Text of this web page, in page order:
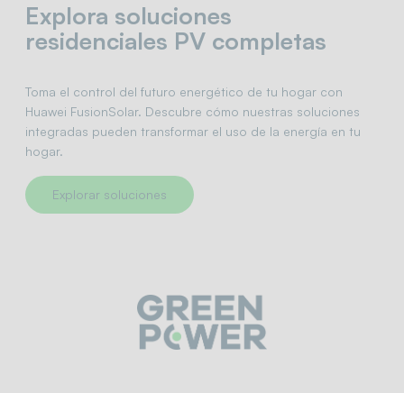
Explora soluciones
residenciales PV completas
Toma el control del futuro energético de tu hogar con
Huawei FusionSolar. Descubre cómo nuestras soluciones
integradas pueden transformar el uso de la energía en tu
hogar.
Explorar soluciones